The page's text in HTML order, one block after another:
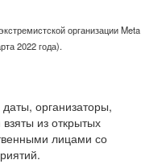
организации Meta
2022 года).
организаторы,
из открытых
лицами со